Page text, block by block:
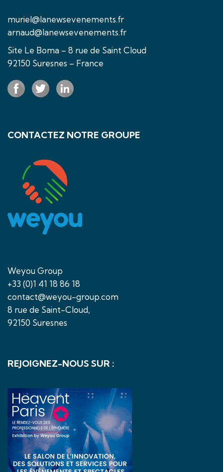
muriel@lanewsevenements.fr
arnaud@lanewsevenements.fr
Site Le Boma – 8 rue de Saint Cloud
92150 Suresnes – France
CONTACTEZ NOTRE GROUPE
Weyou Group
+33 (0)1 41 18 86 18
contact@weyou-group.com
8 rue de Saint-Cloud,
92150 Suresnes
REJOIGNEZ-NOUS SUR :